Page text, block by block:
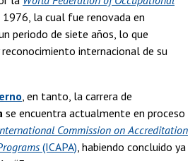
1976, la cual fue renovada en
periodo de siete años, lo que
internacional de su
, en tanto, la carrera de
se encuentra actualmente en proceso
Commission on Accreditation
(ICAPA), habiendo concluido ya